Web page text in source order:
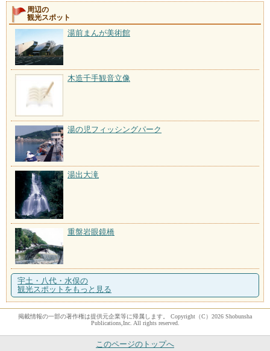
周辺の
観光スポット
湯前まんが美術館
木造千手観音立像
湯の児フィッシングパーク
湯出大滝
重盤岩眼鏡橋
宇土・八代・水俣の
観光スポットをもっと見る
掲載情報の一部の著作権は提供元企業等に帰属します。 Copyright（C）2026 Shobunsha
Publications,Inc. All rights reserved.
このページのトップへ